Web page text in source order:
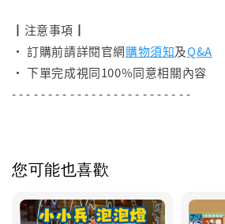
┃注意事項┃
• 訂購前請詳閱官網購物須知及Q&A
• 下單完成視同100%同意相關內容
- - - - - - - - - - - - - - - - - - - - - - - - -
您可能也喜歡